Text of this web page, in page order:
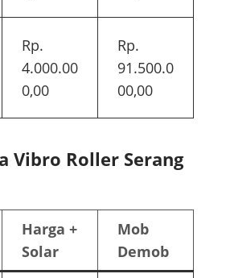
Rp.
4.000.00
0,00
Rp.
91.500.0
00,00
Vibro Roller Serang
Harga +
Solar
Mob
Demob